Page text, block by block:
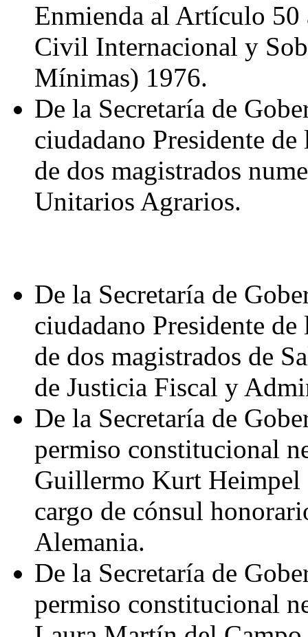
Enmienda al Artículo
Civil Internacional y
Mínimas) 1976.
De la Secretaría de
ciudadano Presidente
de dos magistrados
Unitarios Agrarios.
De la Secretaría de
ciudadano Presidente
de dos magistrados de
de Justicia Fiscal y
De la Secretaría de
permiso constitucional
Guillermo Kurt Heimpel
cargo de cónsul
Alemania.
De la Secretaría de
permiso constitucional